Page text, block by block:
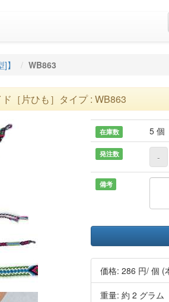
】 WB863
［片ひも］タイプ : WB863
在庫数 5 個
発注数 -
備考
価格:286 円/ 個 (
重量: 約 2 グラム